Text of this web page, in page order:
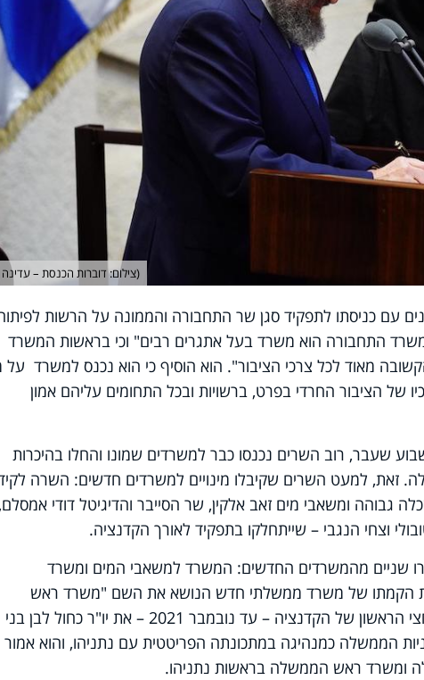
(צילום: דוברות הכנסת – עדינה
עם כניסתו לתפקיד סגן שר התחבורה והממונה על הרשות
התחבורה הוא משרד בעל אתגרים רבים" וכי בראשות המשרד
מאוד לכל צרכי הציבור". הוא הוסיף כי הוא נכנס למשרד על
של הציבור החרדי בפרט, ברשויות ובכל התחומים עליהם אמון
שעבר, רוב השרים נכנסו כבר למשרדים שמונו והחלו בהיכרות
זאת, למעט השרים שקיבלו מינויים למשרדים חדשים: השרה
גבוהה ומשאבי מים זאב אלקין, שר הסייבר והדיגיטל דודי אמסלם,
וצחי הנגבי – שייתחלקו בתפקיד לאורך הקדנציה.
שניים מהמשרדים החדשים: המשרד למשאבי המים ומשרד
הקמתו של משרד ממשלתי חדש הנושא את השם "משרד ראש
הממשלה החליפי", שנועד לשרת בחצי הראשון של הקדנציה – עד נובמבר 2021 – את יו"ר
הממשלה כמנהיגה במתכונתה הפריטטית עם נתניהו, והוא אמור
ומשרד ראש הממשלה בראשות נתניהו.